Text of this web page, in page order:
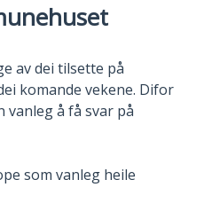
av dei tilsette på
komande vekene. Difor
å få svar på
som vanleg heile